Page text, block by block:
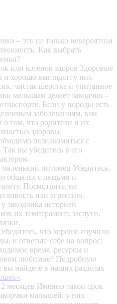
– это не только невероятная
Как выбрать
или котенок здоров Здоровые
хорошо выглядят: у них
чистая шерстка и упитанное
малышам делает заводчик –
Если у породы есть
заболеваниям, вам
о том, что родители и их
здоровы.
познакомиться с
вы убедитесь в его
питомец Убедитесь,
общался с людьми и
Посмотрите, не
или агрессию.
заводчика историей
их темперамент, заслуги,
Убедитесь, что хорошо изучили
и ответьте себе на вопрос:
время, ресурсы и
любимце? Подробную
найдете в наших разделах
.
месяцев Именно такой срок
малышей: у них